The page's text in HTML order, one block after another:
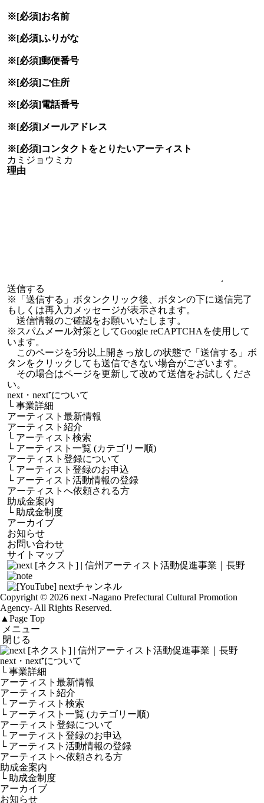
※[必須]お名前
※[必須]ふりがな
※[必須]郵便番号
※[必須]ご住所
※[必須]電話番号
※[必須]メールアドレス
※[必須]コンタクトをとりたいアーティスト
理由
※「送信する」ボタンクリック後、ボタンの下に送信完了
もしくは再入力メッセージが表示されます。
送信情報のご確認をお願いいたします。
※スパムメール対策としてGoogle reCAPTCHAを使用して
います。
このページを5分以上開きっ放しの状態で「送信する」ボ
タンをクリックしても送信できない場合がございます。
その場合はページを更新して改めて送信をお試しくださ
い。
next・next⁺について
└事業詳細
アーティスト最新情報
アーティスト紹介
└ アーティスト検索
└ アーティスト一覧 (カテゴリー順)
アーティスト登録について
└ アーティスト登録のお申込
└ アーティスト活動情報の登録
アーティストへ依頼される方
助成金案内
└ 助成金制度
アーカイブ
お知らせ
お問い合わせ
サイトマップ
Copyright © 2026 next -Nagano Prefectural Cultural Promotion
Agency- All Rights Reserved.
▲ Page Top
メニュー
閉じる
next・next⁺について
└ 事業詳細
アーティスト最新情報
アーティスト紹介
└ アーティスト検索
└ アーティスト一覧 (カテゴリー順)
アーティスト登録について
└ アーティスト登録のお申込
└ アーティスト活動情報の登録
アーティストへ依頼される方
助成金案内
└ 助成金制度
アーカイブ
お知らせ